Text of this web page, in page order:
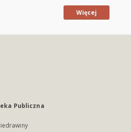
Więcej
Publiczna